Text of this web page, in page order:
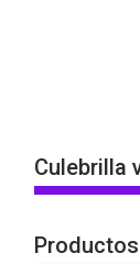
Culebrilla
Productos